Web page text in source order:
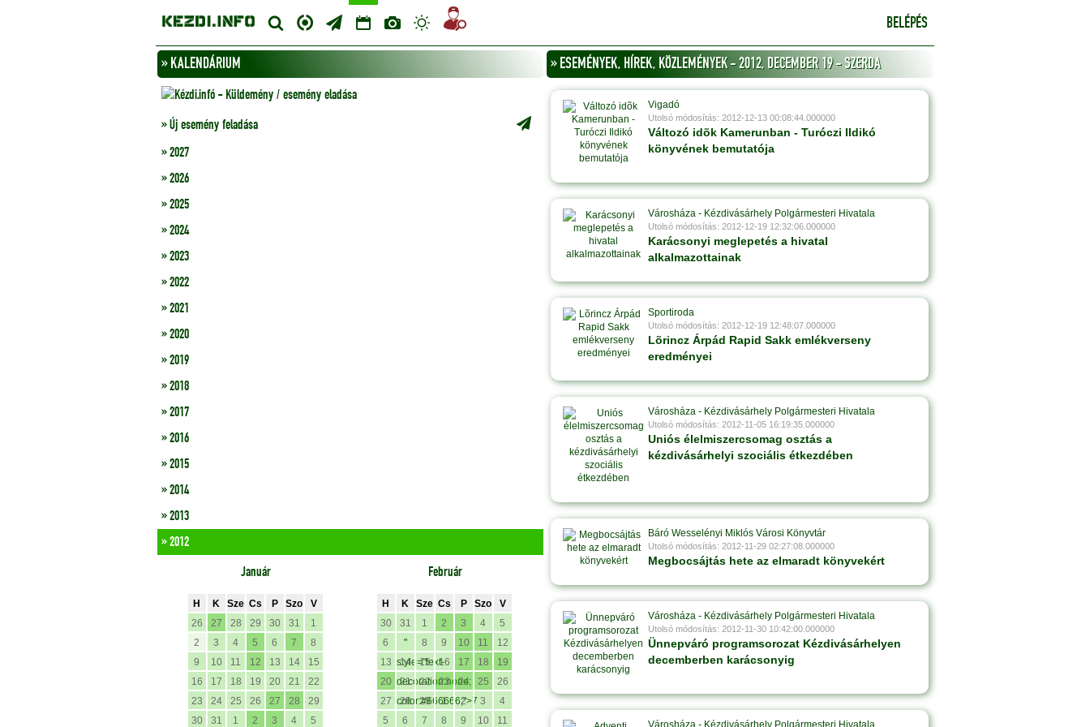
BELÉPÉS
» KALENDÁRIUM
» Új esemény feladása
» 2027
» 2026
» 2025
» 2024
» 2023
» 2022
» 2021
» 2020
» 2019
» 2018
» 2017
» 2016
» 2015
» 2014
» 2013
» 2012
Január
H K Sze Cs P Szo
V
26
27 28 29 30 31
1
2
3 4 5 6 7
8
9
10 11 12 13 14
15
16
17 18 19 20 21
22
23
24 25 26 27 28
29
30
31 1 2 3 4 5
Február
H K Sze Cs P Szo
V
30
31 1 2 3 4
5
6
"
style="text-
decoration:none;
color:#666666;">7
8 9 10 11
12
13
14 15 16 17 18
19
20
21 22 23 24 25
26
27
28 29 1 2 3
4
5
6 7 8 9 10 11
» ESEMÉNYEK, HÍREK, KÖZLEMÉNYEK - 2012, DECEMBER 19 - SZERDA
Vigadó
Utolsó módosítás: 2012-12-13 00:08:44.000000
Változó idõk Kamerunban - Turóczi Ildikó
könyvének bemutatója
Városháza - Kézdivásárhely Polgármesteri Hivatala
Utolsó módosítás: 2012-12-19 12:32:06.000000
Karácsonyi meglepetés a hivatal
alkalmazottainak
Sportiroda
Utolsó módosítás: 2012-12-19 12:48:07.000000
Lõrincz Árpád Rapid Sakk emlékverseny
eredményei
Városháza - Kézdivásárhely Polgármesteri Hivatala
Utolsó módosítás: 2012-11-05 16:19:35.000000
Uniós élelmiszercsomag osztás a
kézdivásárhelyi szociális étkezdében
Báró Wesselényi Miklós Városi Könyvtár
Utolsó módosítás: 2012-11-29 02:27:08.000000
Megbocsájtás hete az elmaradt könyvekért
Városháza - Kézdivásárhely Polgármesteri Hivatala
Utolsó módosítás: 2012-11-30 10:42:00.000000
Ünnepváró programsorozat Kézdivásárhelyen
decemberben karácsonyig
Városháza - Kézdivásárhely Polgármesteri Hivatala